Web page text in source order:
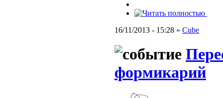
16/11/2013 - 15:28 » Cube
формикарий